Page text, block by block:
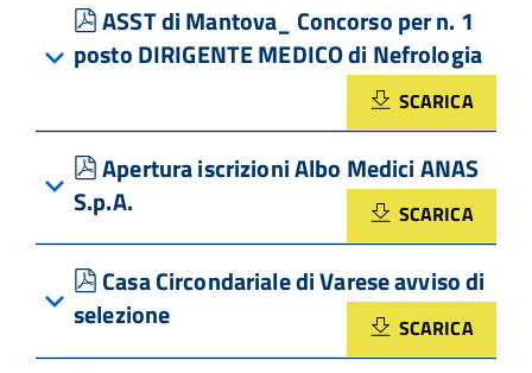
pdf
ASST di Mantova_ Concorso per n. 1
posto DIRIGENTE MEDICO di Nefrologia
SCARICA
pdf
Apertura iscrizioni Albo Medici ANAS
S.p.A.
SCARICA
pdf
Casa Circondariale di Varese avviso di
selezione
SCARICA